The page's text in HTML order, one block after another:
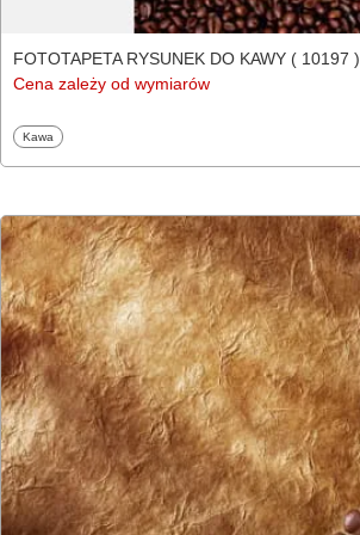
FOTOTAPETA RYSUNEK DO KAWY ( 10197 )
Cena zależy od wymiarów
Fototapety
Kawa